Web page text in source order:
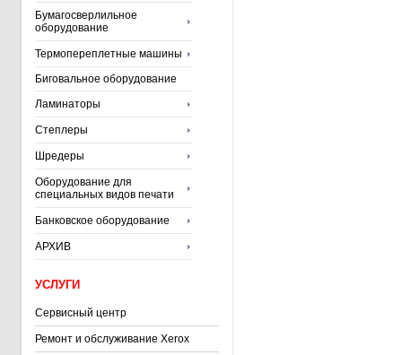
Бумагосверлильное
оборудование
Термопереплетные машины
Биговальное оборудование
Ламинаторы
Степлеры
Шредеры
Оборудование для
специальных видов печати
Банковское оборудование
АРХИВ
УСЛУГИ
Сервисный центр
Ремонт и обслуживание Xerox